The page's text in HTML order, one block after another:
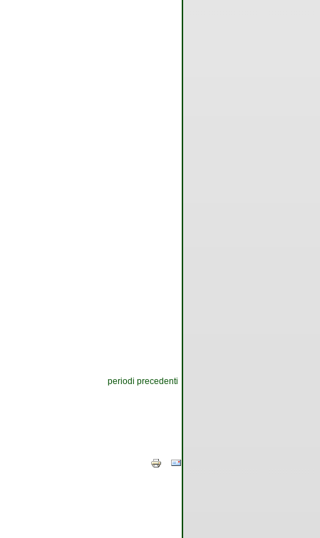
periodi precedenti